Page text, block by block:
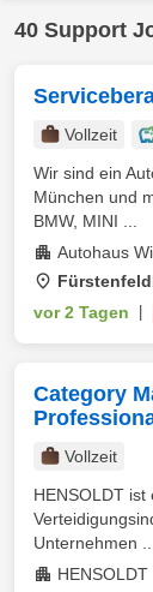
40 Support
Vollzeit
Wir sind ein
München und
BMW, MINI ...
Autohaus
vor 2 Tagen
Category
Vollzeit
HENSOLDT
Unternehmen ...
HENSOLDT